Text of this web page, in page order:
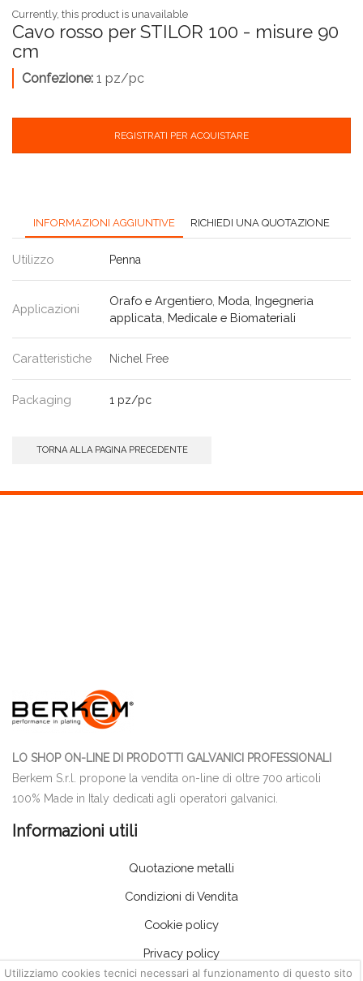
Utilizziamo cookies tecnici necessari al funzionamento di questo sito
Currently, this product is unavailable
Cavo rosso per STILOR 100 - misure 90
cm
Confezione: 1 pz/pc
REGISTRATI PER ACQUISTARE
INFORMAZIONI AGGIUNTIVE RICHIEDI UNA QUOTAZIONE
Utilizzo Penna
Applicazioni
Orafo e Argentiero, Moda Ingegneria
applicata Medicale e Biomateriali
Caratteristiche Nichel Free
Packaging 1 pz/pc
TORNA ALLA PAGINA PRECEDENTE
LO SHOP ON-LINE DI PRODOTTI GALVANICI PROFESSIONALI
Berkem S.r.l. propone la vendita on-line di oltre 700 articoli
100% Made in Italy dedicati agli operatori galvanici.
Informazioni utili
Quotazione metalli
Condizioni di Vendita
Cookie policy
Privacy policy